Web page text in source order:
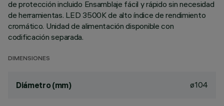
de protección incluido Ensamblaje fácil y rápido sin necesidad
de herramientas. LED 3500K de alto índice de rendimiento
cromático. Unidad de alimentación disponible con
codificación separada.
DIMENSIONES
Diámetro (mm) ø104